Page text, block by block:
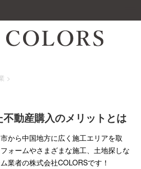
>
動産購入のメリットとは
から中国地方に広く施工エリアを取
ォームやさまざまな施工、土地探しな
業者の株式会社COLORSです！